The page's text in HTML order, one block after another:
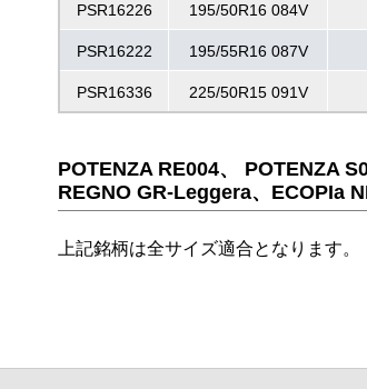
PSR16226 195/50R16 084V
PSR16222 195/55R16 087V
PSR16336 225/50R15 091V
POTENZA RE004、 POTENZA
REGNO GR-Leggera、ECOPIa
上記銘柄は全サイズ適合となります。